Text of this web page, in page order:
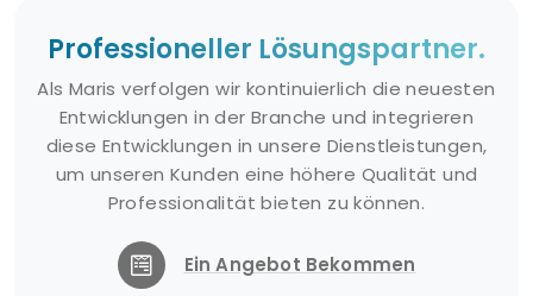
Professioneller Lösungspartner.
Als Maris verfolgen wir kontinuierlich die neuesten
Entwicklungen in der Branche und integrieren
diese Entwicklungen in unsere Dienstleistungen,
um unseren Kunden eine höhere Qualität und
Professionalität bieten zu können.
Ein Angebot Bekommen